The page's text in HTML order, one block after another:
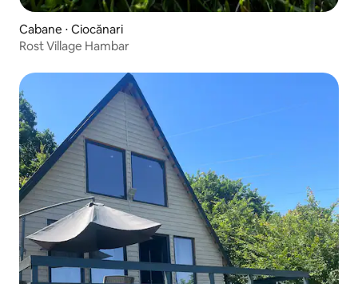
Cabane ⋅ Ciocănari
Rost Village Hambar